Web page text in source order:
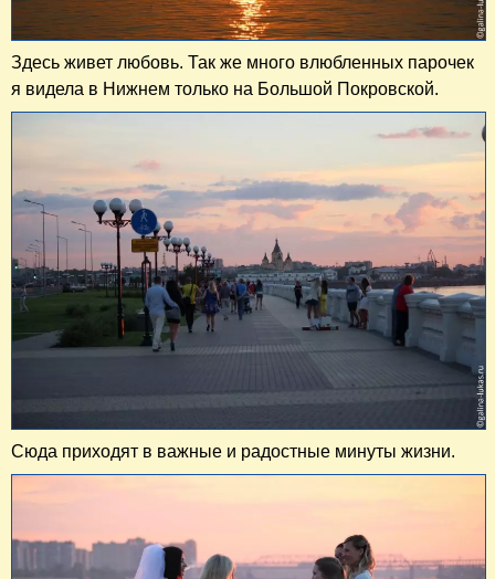
Здесь живет любовь. Так же много влюбленных парочек
я видела в Нижнем только на Большой Покровской.
Сюда приходят в важные и радостные минуты жизни.